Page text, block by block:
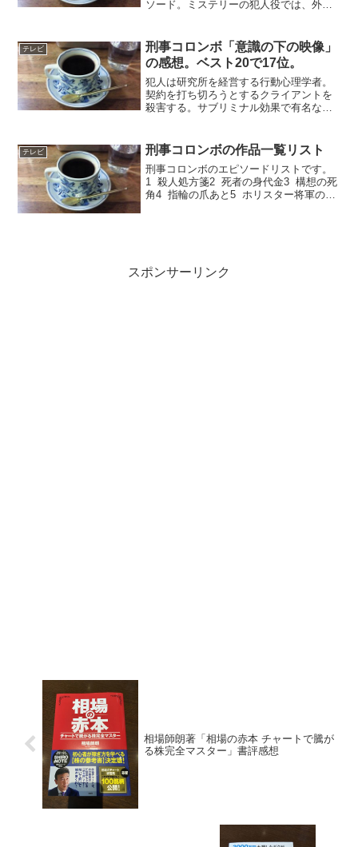
ソード。ミステリーの犯人役では、外科
科医。共同研究の発表を急ぐため、心臓
手術中に巧妙な方法で恩師を...
テレビ
刑事コロンボ「意識の下の映像」
の感想。ベスト20で17位。
犯人は研究所を経営する行動心理学者。
契約を打ち切ろうとするクライアントを
殺害する。サブリミナル効果で有名な作
いにわかっていながら挑発的な会話をす
るのは「殺人処方箋」のと...
テレビ 刑事コロンボの作品一覧リスト
刑事コロンボのエピソードリストです。
1 殺人処方箋2 死者の身代金3 構想の死
角4 指輪の爪あと5 ホリスター将軍のコ
スポンサーリンク
相場師朗著「相場の赤本 チャートで騰が
る株完全マスター」書評感想